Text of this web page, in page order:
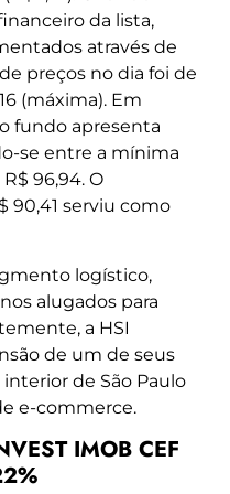
da lista,
através de
preços no dia foi de
(máxima). Em
fundo apresenta
se entre a mínima
96,94. O
90,41 serviu como
logístico,
alugados para
a HSI
de um de seus
de São Paulo
e-commerce.
IMOB CEF